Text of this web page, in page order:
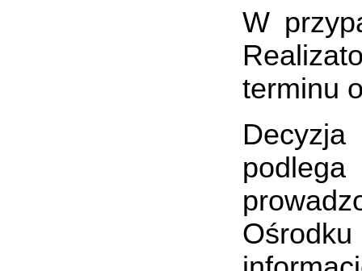
W
terminu
podlega
Ośrodku